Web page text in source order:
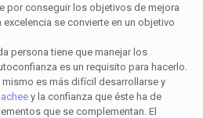
por conseguir los objetivos de mejora
se convierte en un objetivo
persona tiene que manejar los
es un requisito para hacerlo.
es más difícil desarrollarse y
y la confianza que éste ha de
que se complementan. El